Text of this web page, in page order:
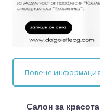
Повече
Салон за